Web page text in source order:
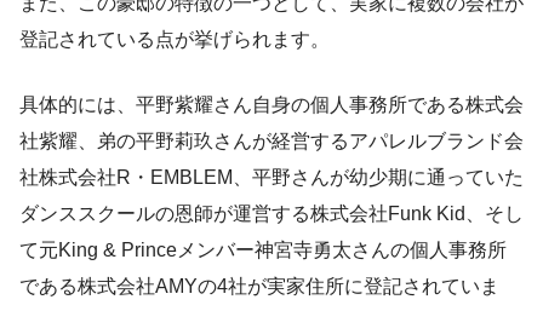
登記されている点が挙げられます。
具体的には、平野紫耀さん自身の個人事務所である株式会
社紫耀、弟の平野莉玖さんが経営するアパレルブランド会
社株式会社R・EMBLEM、平野さんが幼少期に通っていた
ダンススクールの恩師が運営する株式会社Funk Kid、そし
て元King & Princeメンバー神宮寺勇太さんの個人事務所
である株式会社AMYの4社が実家住所に登記されていま